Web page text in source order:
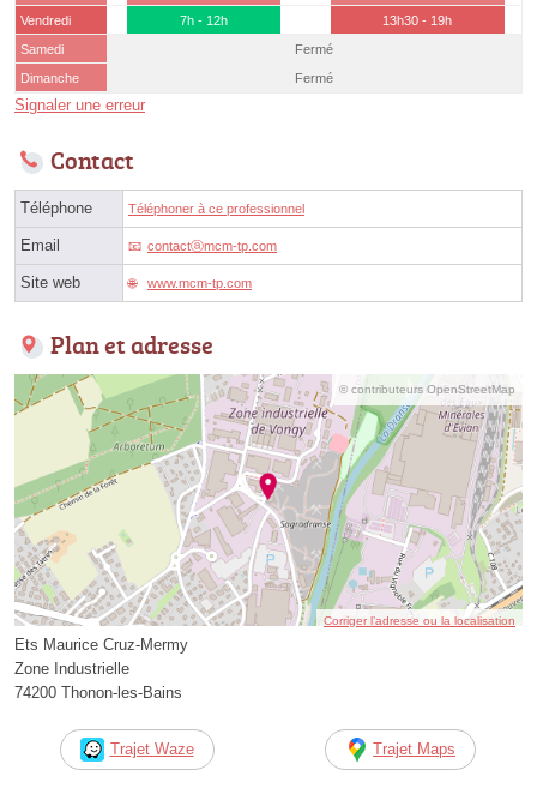
Vendredi
7h - 12h
13h30 - 19h
Samedi
Fermé
Dimanche
Fermé
Signaler une erreur
Contact
Téléphone Téléphoner à ce professionnel
Email contactⓐmcm-tp.com
Site web www.mcm-tp.com
Plan et adresse
© contributeurs OpenStreetMap
Corriger l’adresse ou la localisation
Ets Maurice Cruz-Mermy
Zone Industrielle
74200 Thonon-les-Bains
Trajet Waze Trajet Maps